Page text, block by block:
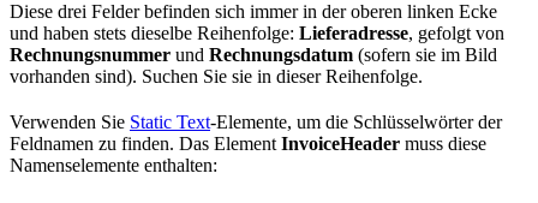
Diese drei Felder befinden sich immer in der oberen linken Ecke
und haben stets dieselbe Reihenfolge: Lieferadresse, gefolgt von
Rechnungsnummer und Rechnungsdatum (sofern sie im Bild
vorhanden sind). Suchen Sie sie in dieser Reihenfolge.
Verwenden Sie Static Text-Elemente, um die Schlüsselwörter der
Feldnamen zu finden. Das Element InvoiceHeader muss diese
Namenselemente enthalten: